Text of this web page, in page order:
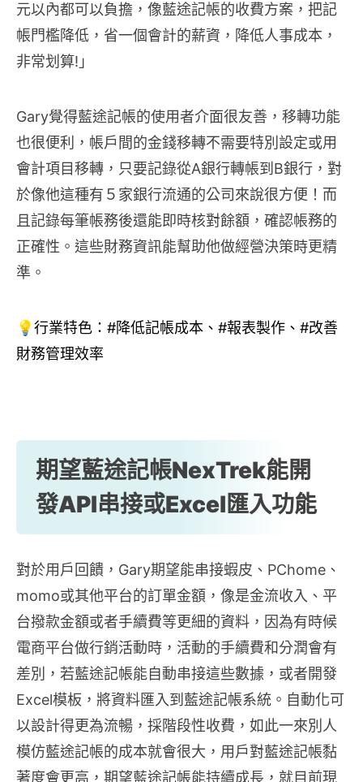
元以內都可以負擔，像藍途記帳的收費方案，把記
帳門檻降低，省一個會計的薪資，降低人事成本，
非常划算!」
Gary覺得藍途記帳的使用者介面很友善，移轉功能
也很便利，帳戶間的金錢移轉不需要特別設定或用
會計項目移轉，只要記錄從A銀行轉帳到B銀行，對
於像他這種有５家銀行流通的公司來說很方便！而
且記錄每筆帳務後還能即時核對餘額，確認帳務的
正確性。這些財務資訊能幫助他做經營決策時更精
準。
💡行業特色：#降低記帳成本、#報表製作、#改善
財務管理效率
期望藍途記帳NexTrek能開
發API串接或Excel匯入功能
對於用戶回饋，Gary期望能串接蝦皮、PChome、
momo或其他平台的訂單金額，像是金流收入、平
台撥款金額或者手續費等更細的資料，因為有時候
電商平台做行銷活動時，活動的手續費和分潤會有
差別，若藍途記帳能自動串接這些數據，或者開發
Excel模板，將資料匯入到藍途記帳系統。自動化可
以設計得更為流暢，採階段性收費，如此一來別人
模仿藍途記帳的成本就會很大，用戶對藍途記帳黏
著度會更高，期望藍途記帳能持續成長，就目前現